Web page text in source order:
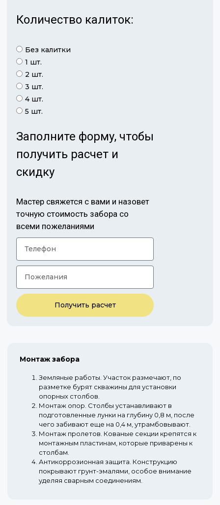
Количество калиток:
Без калитки
1 шт.
2 шт.
3 шт.
4 шт.
5 шт.
Заполните форму, чтобы
получить расчет и
скидку
Мастер свяжется с вами и назовет
точную стоимость забора со
всеми пожеланиями
Получить расчет
Монтаж забора
Земляные работы. Участок размечают, по
разметке бурят скважины для установки
опорных столбов.
Монтаж опор. Столбы устанавливают в
подготовленные лунки на глубину 0,8 м, после
чего забивают еще на 0,4 м, утрамбовывают.
Монтаж пролетов. Кованые секции крепятся к
монтажным пластинам, которые приварены к
столбам.
Антикоррозионная защита. Конструкцию
покрывают грунт-эмалями, особое внимание
уделяя сварным соединениям.